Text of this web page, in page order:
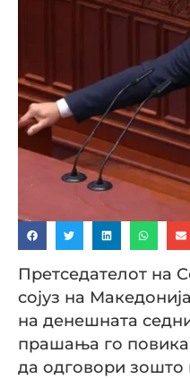
Претседателот на
сојуз на
на денешната
прашања го
да одговори зошто